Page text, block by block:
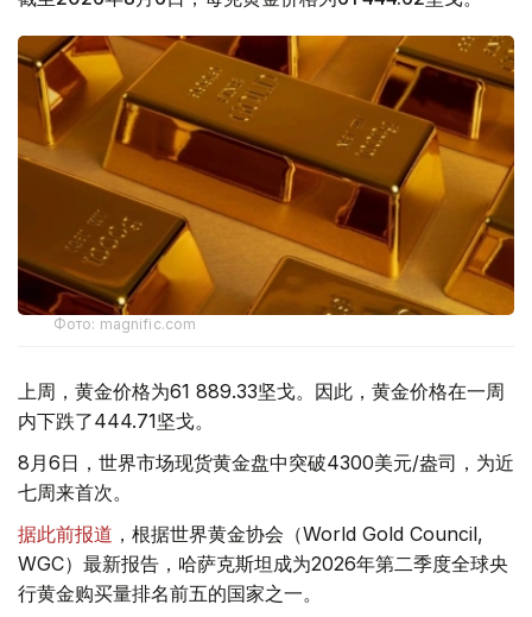
Фото: magnific.com
上周，黄金价格为61 889.33坚戈。因此，黄金价格在一周
内下跌了444.71坚戈。
8月6日，世界市场现货黄金盘中突破4300美元/盎司，为近
七周来首次。
据此前报道 ，根据世界黄金协会（World Gold Council,
WGC）最新报告，哈萨克斯坦成为2026年第二季度全球央
行黄金购买量排名前五的国家之一。